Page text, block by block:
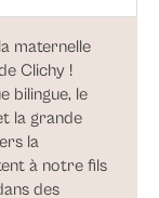
maternelle
Clichy !
bilingue, le
la grande
la
à notre fils
des